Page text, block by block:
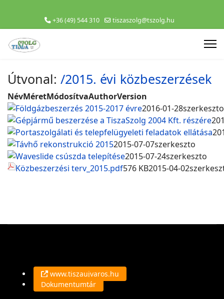
+36 (49) 544 310 tiszaszolg@tszolg.hu
Útvonal: /2015. évi közbeszerzések
NévMéretMódosítvaAuthorVersion
Földgázbeszerzés 2015-2017 évre2016-01-28szerkeszto
Gépjármű beszerzése a TiszaSzolg 2004 Kft. részére
Portaszolgálati és telepfelügyeleti feladatok ellátása
Távhő rekonstrukció 20152015-07-07szerkeszto
Waveslide csúszda telepítése2015-07-24szerkeszto
Közbeszerzési terv_2015.pdf576 KB2015-04-02
www.tiszaujvaros.hu
Dokumentumtár